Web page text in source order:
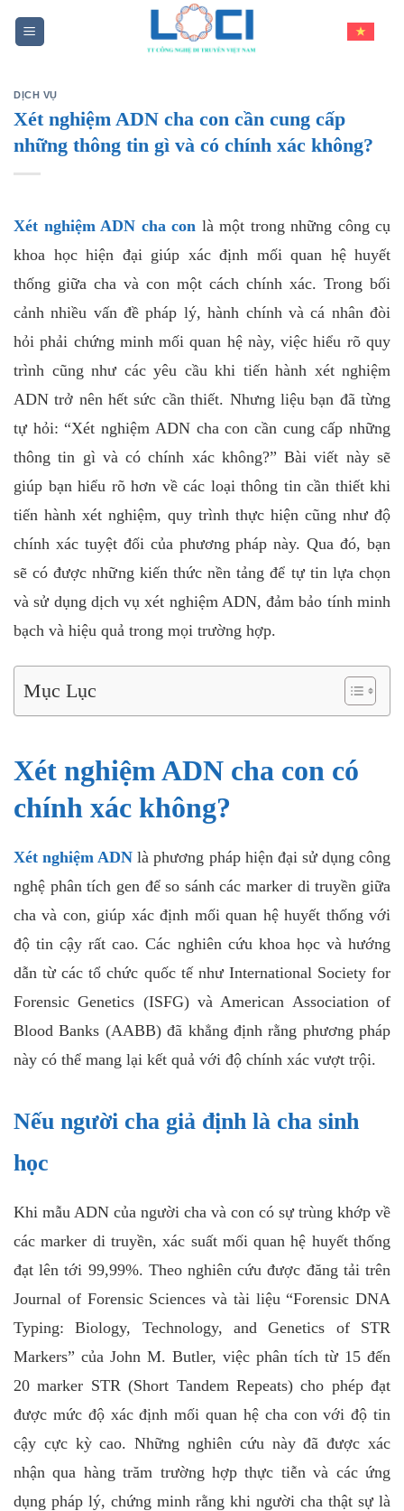
DỊCH VỤ
Xét nghiệm ADN cha con cần cung cấp
những thông tin gì và có chính xác không?
Xét nghiệm ADN cha con là một trong những công cụ
khoa học hiện đại giúp xác định mối quan hệ huyết
thống giữa cha và con một cách chính xác. Trong bối
cảnh nhiều vấn đề pháp lý, hành chính và cá nhân đòi
hỏi phải chứng minh mối quan hệ này, việc hiểu rõ quy
trình cũng như các yêu cầu khi tiến hành xét nghiệm
ADN trở nên hết sức cần thiết. Nhưng liệu bạn đã từng
tự hỏi: “Xét nghiệm ADN cha con cần cung cấp những
thông tin gì và có chính xác không?” Bài viết này sẽ
giúp bạn hiểu rõ hơn về các loại thông tin cần thiết khi
tiến hành xét nghiệm, quy trình thực hiện cũng như độ
chính xác tuyệt đối của phương pháp này. Qua đó, bạn
sẽ có được những kiến thức nền tảng để tự tin lựa chọn
và sử dụng dịch vụ xét nghiệm ADN, đảm bảo tính minh
bạch và hiệu quả trong mọi trường hợp.
Mục Lục
Xét nghiệm ADN cha con có
chính xác không?
Xét nghiệm ADN là phương pháp hiện đại sử dụng công
nghệ phân tích gen để so sánh các marker di truyền giữa
cha và con, giúp xác định mối quan hệ huyết thống với
độ tin cậy rất cao. Các nghiên cứu khoa học và hướng
dẫn từ các tổ chức quốc tế như International Society for
Forensic Genetics (ISFG) và American Association of
Blood Banks (AABB) đã khẳng định rằng phương pháp
này có thể mang lại kết quả với độ chính xác vượt trội.
Nếu người cha giả định là cha sinh
học
Khi mẫu ADN của người cha và con có sự trùng khớp về
các marker di truyền, xác suất mối quan hệ huyết thống
đạt lên tới 99,99%. Theo nghiên cứu được đăng tải trên
Journal of Forensic Sciences và tài liệu “Forensic DNA
Typing: Biology, Technology, and Genetics of STR
Markers” của John M. Butler, việc phân tích từ 15 đến
20 marker STR (Short Tandem Repeats) cho phép đạt
được mức độ xác định mối quan hệ cha con với độ tin
cậy cực kỳ cao. Những nghiên cứu này đã được xác
nhận qua hàng trăm trường hợp thực tiễn và các ứng
dụng pháp lý, chứng minh rằng khi người cha thật sự là